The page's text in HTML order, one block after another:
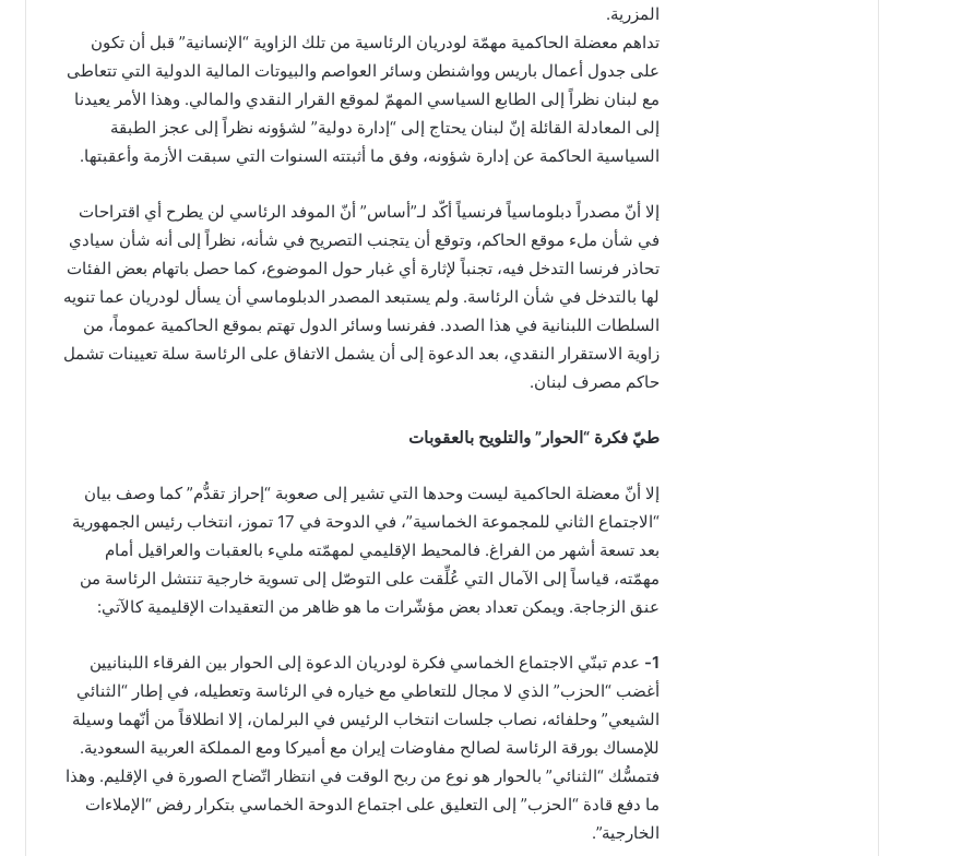
المزرية.
تداهم معضلة الحاكمية مهمّة لودريان الرئاسية من تلك الزاوية “الإنسانية” قبل أن تكون
على جدول أعمال باريس وواشنطن وسائر العواصم والبيوتات المالية الدولية التي تتعاطى
مع لبنان نظراً إلى الطابع السياسي المهمّ لموقع القرار النقدي والمالي. وهذا الأمر يعيدنا
إلى المعادلة القائلة إنّ لبنان يحتاج إلى “إدارة دولية” لشؤونه نظراً إلى عجز الطبقة
السياسية الحاكمة عن إدارة شؤونه، وفق ما أثبتته السنوات التي سبقت الأزمة وأعقبتها.
إلا أنّ مصدراً دبلوماسياً فرنسياً أكّد لـ”أساس” أنّ الموفد الرئاسي لن يطرح أي اقتراحات
في شأن ملء موقع الحاكم، وتوقع أن يتجنب التصريح في شأنه، نظراً إلى أنه شأن سيادي
تحاذر فرنسا التدخل فيه، تجنباً لإثارة أي غبار حول الموضوع، كما حصل باتهام بعض الفئات
لها بالتدخل في شأن الرئاسة. ولم يستبعد المصدر الدبلوماسي أن يسأل لودريان عما تنويه
السلطات اللبنانية في هذا الصدد. ففرنسا وسائر الدول تهتم بموقع الحاكمية عموماً، من
زاوية الاستقرار النقدي، بعد الدعوة إلى أن يشمل الاتفاق على الرئاسة سلة تعيينات تشمل
حاكم مصرف لبنان.
طيّ فكرة “الحوار” والتلويح بالعقوبات
إلا أنّ معضلة الحاكمية ليست وحدها التي تشير إلى صعوبة “إحراز تقدُّم” كما وصف بيان
“الاجتماع الثاني للمجموعة الخماسية”، في الدوحة في 17 تموز، انتخاب رئيس الجمهورية
بعد تسعة أشهر من الفراغ. فالمحيط الإقليمي لمهمّته مليء بالعقبات والعراقيل أمام
مهمّته، قياساً إلى الآمال التي عُلِّقت على التوصّل إلى تسوية خارجية تنتشل الرئاسة من
عنق الزجاجة. ويمكن تعداد بعض مؤشّرات ما هو ظاهر من التعقيدات الإقليمية كالآتي:
1-
عدم تبنّي الاجتماع الخماسي فكرة لودريان الدعوة إلى الحوار بين الفرقاء اللبنانيين
أغضب “الحزب” الذي لا مجال للتعاطي مع خياره في الرئاسة وتعطيله، في إطار “الثنائي
الشيعي” وحلفائه، نصاب جلسات انتخاب الرئيس في البرلمان، إلا انطلاقاً من أنّهما وسيلة
للإمساك بورقة الرئاسة لصالح مفاوضات إيران مع أميركا ومع المملكة العربية السعودية.
فتمسُّك “الثنائي” بالحوار هو نوع من ربح الوقت في انتظار اتّضاح الصورة في الإقليم. وهذا
ما دفع قادة “الحزب” إلى التعليق على اجتماع الدوحة الخماسي بتكرار رفض “الإملاءات
الخارجية”.